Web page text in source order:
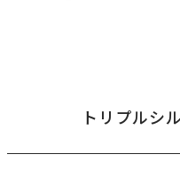
トリプルシ